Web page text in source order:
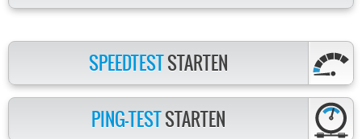
SPEEDTESTSTARTEN
PING-TESTSTARTEN